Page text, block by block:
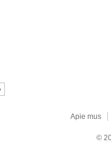
Apie mus
©